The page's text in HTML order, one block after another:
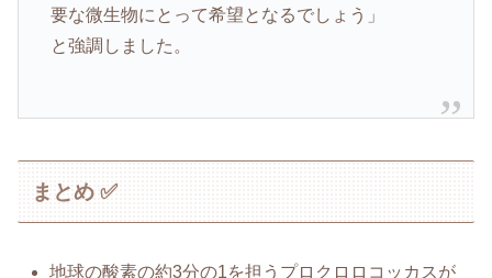
要な微生物にとって希望となるでしょう」
と強調しました。
まとめ ✅
地球の酸素の約3分の1を担うプロクロロコッカスが